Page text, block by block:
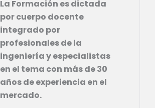
La Formación es dictada
por cuerpo docente
integrado por
profesionales de la
ingeniería y especialistas
en el tema con más de 30
años de experiencia en el
mercado.